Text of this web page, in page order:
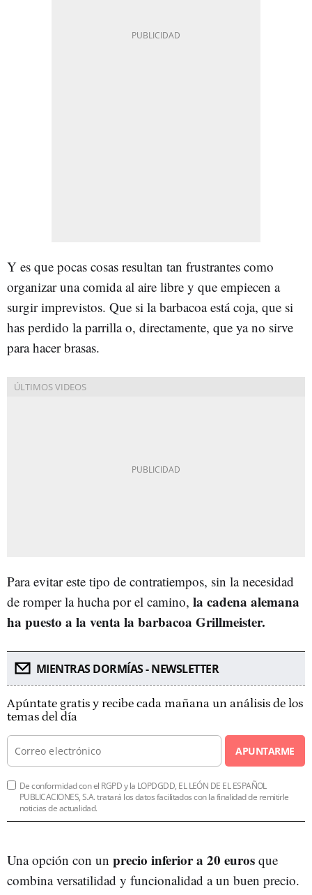
Y es que pocas cosas resultan tan frustrantes como
organizar una comida al aire libre y que empiecen a
surgir imprevistos. Que si la barbacoa está coja, que si
has perdido la parrilla o, directamente, que ya no sirve
para hacer brasas.
Para evitar este tipo de contratiempos, sin la necesidad
de romper la hucha por el camino, la cadena alemana
ha puesto a la venta la barbacoa Grillmeister.
MIENTRAS DORMÍAS - NEWSLETTER
Apúntate gratis y recibe cada mañana un análisis de los
temas del día
APUNTARME
De conformidad con el RGPD y la LOPDGDD, EL LEÓN DE EL ESPAÑOL
PUBLICACIONES, S.A. tratará los datos facilitados con la finalidad de remitirle
noticias de actualidad.
Una opción con un precio inferior a 20 euros que
combina versatilidad y funcionalidad a un buen precio.